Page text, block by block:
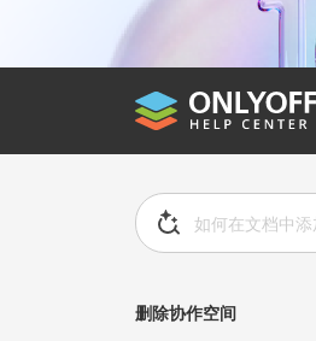
删除协作空间